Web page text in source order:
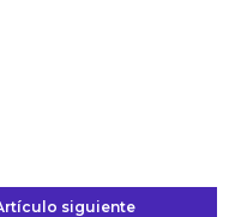
siguiente